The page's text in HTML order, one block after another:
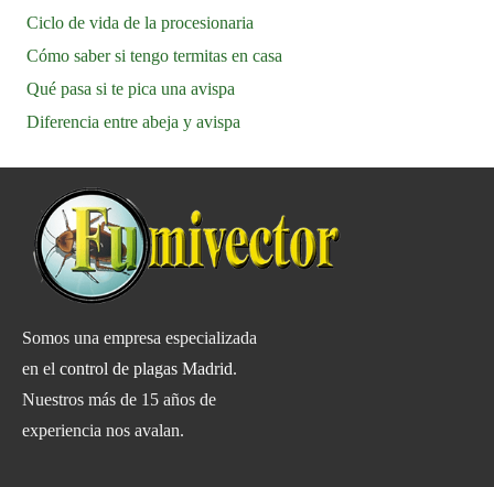
Ciclo de vida de la procesionaria
Cómo saber si tengo termitas en casa
Qué pasa si te pica una avispa
Diferencia entre abeja y avispa
Somos una empresa especializada
en el control de plagas Madrid.
Nuestros más de 15 años de
experiencia nos avalan.